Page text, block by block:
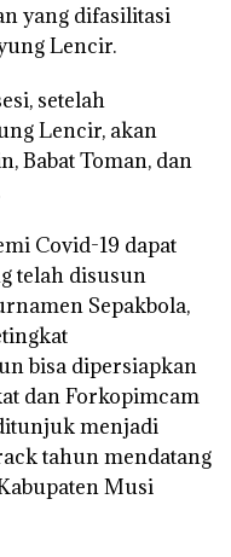
yang difasilitasi
Lencir.
setelah
Lencir, akan
Babat Toman, dan
Covid-19 dapat
telah disusun
Sepakbola,
bisa dipersiapkan
dan Forkopimcam
menjadi
tahun mendatang
Musi